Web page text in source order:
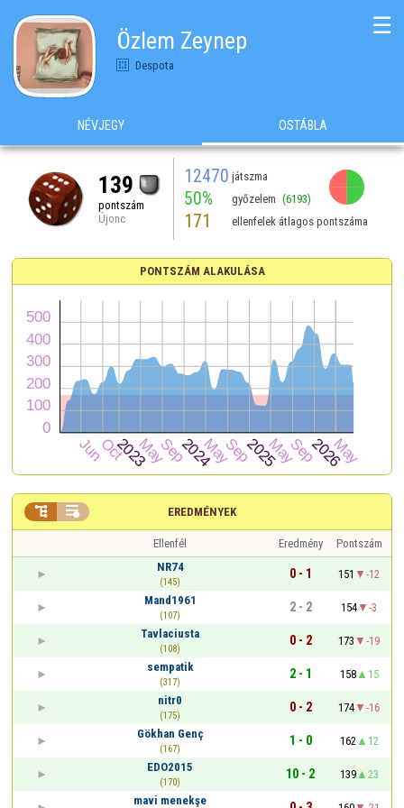
Özlem Zeynep
Despota
☰
NÉVJEGY OSTÁBLA
139
pontszám
Újonc
12470 játszma
50% győzelem (6193)
171 ellenfelek átlagos pontszáma
PONTSZÁM ALAKULÁSA
EREDMÉNYEK
 
Ellenfél Eredmény
Pontszám
NR74
(145)
0 - 1 151
-12
Mand1961
(107)
2 - 2 154
-3
Tavlaciusta
(108)
0 - 2 173
-19
sempatik
(317)
2 - 1 158
15
nitr0
(175)
0 - 2 174
-16
Gökhan Genç
(167)
1 - 0 162
12
EDO2015
(170)
10 - 2 139
23
mavi menekşe